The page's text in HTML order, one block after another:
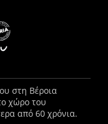
στη Βέροια
χώρο του
από 60 χρόνια.